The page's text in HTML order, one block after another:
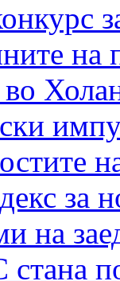
на
за
на